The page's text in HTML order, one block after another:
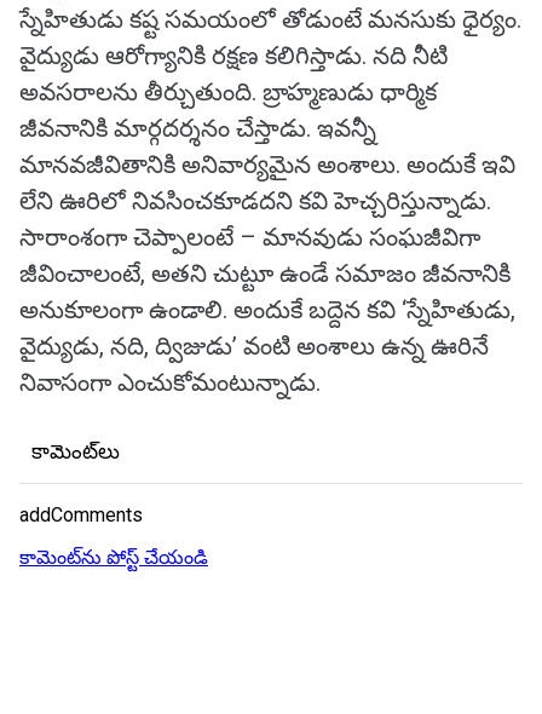
స్నేహితుడు కష్ట సమయంలో తోడుంటే మనసుకు ధైర్యం.
వైద్యుడు ఆరోగ్యానికి రక్షణ కలిగిస్తాడు. నది నీటి
అవసరాలను తీర్చుతుంది. బ్రాహ్మణుడు ధార్మిక
జీవనానికి మార్గదర్శనం చేస్తాడు. ఇవన్నీ
మానవజీవితానికి అనివార్యమైన అంశాలు. అందుకే ఇవి
లేని ఊరిలో నివసించకూడదని కవి హెచ్చరిస్తున్నాడు.
సారాంశంగా చెప్పాలంటే – మానవుడు సంఘజీవిగా
జీవించాలంటే, అతని చుట్టూ ఉండే సమాజం జీవనానికి
అనుకూలంగా ఉండాలి. అందుకే బద్దెన కవి ‘స్నేహితుడు,
వైద్యుడు, నది, ద్విజుడు’ వంటి అంశాలు ఉన్న ఊరినే
నివాసంగా ఎంచుకోమంటున్నాడు.
కామెంట్‌లు
addComments
కామెంట్‌ను పోస్ట్ చేయండి